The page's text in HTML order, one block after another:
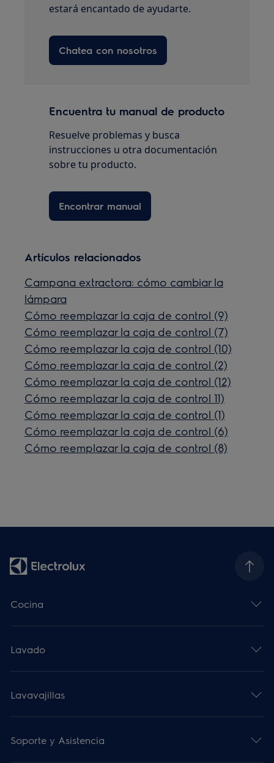
estará encantado de ayudarte.
Chatea con nosotros
Encuentra tu manual de producto
Resuelve problemas y busca
instrucciones u otra documentación
sobre tu producto.
Encontrar manual
Artículos relacionados
Campana extractora: cómo cambiar la
lámpara
Cómo reemplazar la caja de control (9)
Cómo reemplazar la caja de control (7)
Cómo reemplazar la caja de control (10)
Cómo reemplazar la caja de control (2)
Cómo reemplazar la caja de control (12)
Cómo reemplazar la caja de control 11)
Cómo reemplazar la caja de control (1)
Cómo reemplazar la caja de control (6)
Cómo reemplazar la caja de control (8)
Cocina
Lavado
Lavavajillas
Soporte y Asistencia